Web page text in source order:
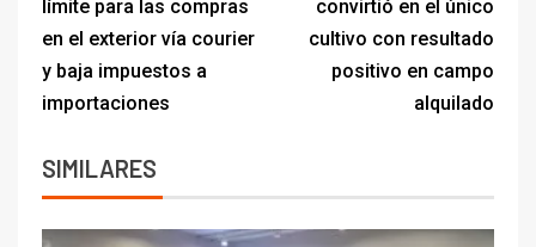
límite para las compras
en el exterior vía courier
y baja impuestos a
importaciones
convirtió en el único
cultivo con resultado
positivo en campo
alquilado
SIMILARES